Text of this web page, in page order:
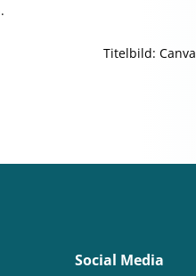
Titelbild: Canva
Social Media